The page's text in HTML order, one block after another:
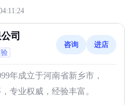
司
咨询 进店
年成立于河南省新乡市，
专业权威，经验丰富。